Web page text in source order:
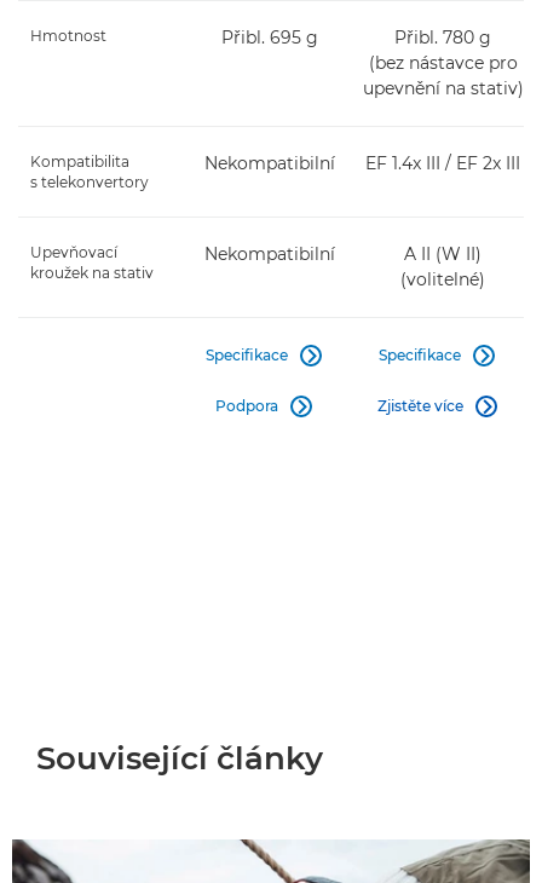
Hmotnost Přibl. 695 g
Přibl. 780 g
(bez nástavce pro
upevnění na stativ)
Kompatibilita
s telekonvertory
Nekompatibilní EF 1.4x III / EF 2x III
Upevňovací
kroužek na stativ
Nekompatibilní
A II (W II)
(volitelné)
Specifikace 
Podpora 
Specifikace 
Zjistěte více 
Související články